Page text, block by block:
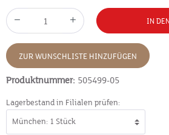
IN
ZUR WUNSCHLISTE HINZUFÜGEN
Produktnummer: 505499-05
Lagerbestand in Filialen prüfen: